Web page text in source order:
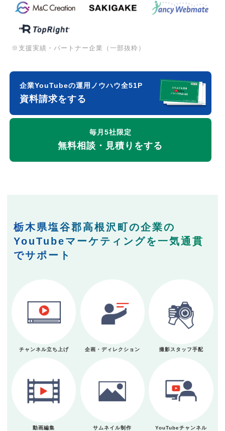
※支援実績・パートナー企業（一部抜粋）
企業YouTubeの運用ノウハウ全51P
資料請求をする
毎月5社限定
無料相談・見積りをする
栃木県塩谷郡高根沢町の企業の
YouTubeマーケティングを一気通貫
でサポート
チャンネル立ち上げ 企画・ディレクション 撮影スタッフ手配
動画編集 サムネイル制作
YouTubeチャンネル